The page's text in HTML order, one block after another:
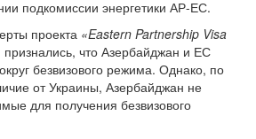
подкомиссии энергетики АР-ЕС.
проекта «Eastern Partnership Visa
признались, что Азербайджан и ЕС
безвизового режима. Однако, по
от Украины, Азербайджан не
для получения безвизового